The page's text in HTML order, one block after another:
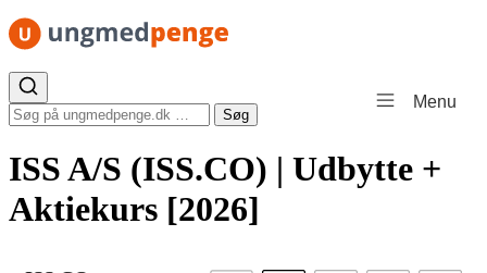
Spring til indhold
Menu
Søg efter: Søg
ISS A/S (ISS.CO) | Udbytte +
Aktiekurs [2026]